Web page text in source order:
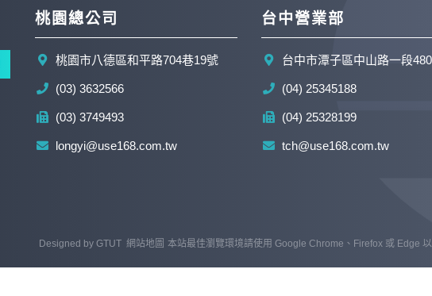
桃園總公司
桃園市八德區和平路704巷19號
(03) 3632566
(03) 3749493
longyi@use168.com.tw
台中營業部
台中市潭子區中山路一段
(04) 25345188
(04) 25328199
tch@use168.com.tw
Designed by GTUT 網站地圖 本站最佳瀏覽環境請使用 Google Chrome、Firefox 或 Edge